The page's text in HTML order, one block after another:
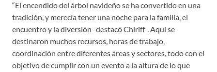
“El encendido del árbol navideño se ha convertido en una
tradición, y merecía tener una noche para la familia, el
encuentro y la diversión -destacó Chiriff-. Aquí se
destinaron muchos recursos, horas de trabajo,
coordinación entre diferentes áreas y sectores, todo con el
objetivo de cumplir con un evento a la altura de lo que